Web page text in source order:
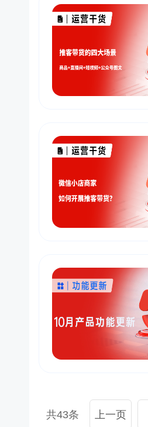
共43条 上一页
以“京豆”作为活动奖品，吸引客户转发
海报，邀请朋友进群 通过小裂变SCRM
阶梯化的玩法设计，实现了客户的快速
10000+ 70%+